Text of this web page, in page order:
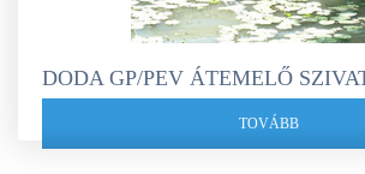
DODA GP/PEV ÁTEMELŐ
TOVÁBB